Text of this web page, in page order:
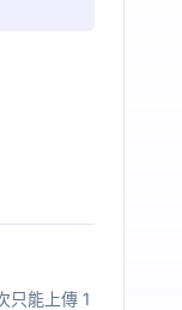
只能上傳 1